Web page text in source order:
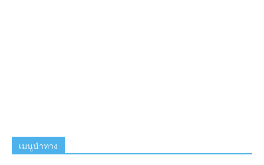
เมนูนำทาง